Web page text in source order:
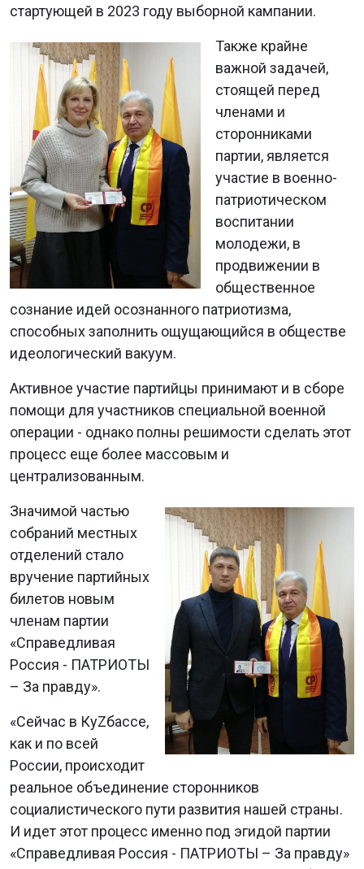
стартующей в 2023 году выборной кампании.
Также крайне
важной задачей,
стоящей перед
членами и
сторонниками
партии, является
участие в военно-
патриотическом
воспитании
молодежи, в
продвижении в
общественное
сознание идей осознанного патриотизма,
способных заполнить ощущающийся в обществе
идеологический вакуум.
Активное участие партийцы принимают и в сборе
помощи для участников специальной военной
операции - однако полны решимости сделать этот
процесс еще более массовым и
централизованным.
Значимой частью
собраний местных
отделений стало
вручение партийных
билетов новым
членам партии
«Справедливая
Россия - ПАТРИОТЫ
– За правду».
«Сейчас в КуZбассе,
как и по всей
России, происходит
реальное объединение сторонников
социалистического пути развития нашей страны.
И идет этот процесс именно под эгидой партии
«Справедливая Россия - ПАТРИОТЫ – За правду»